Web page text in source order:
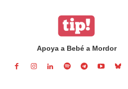
Apoya a Bebé a Mordor